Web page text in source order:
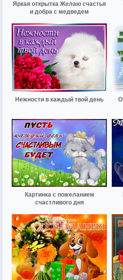
Яркая открытка Желаю счастья
и добра с медведем
Нежности в каждый твой день
Картинка с пожеланием
счастливого дня